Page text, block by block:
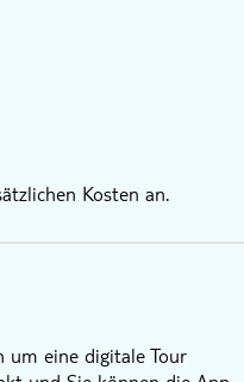
Kosten an.
um eine digitale Tour